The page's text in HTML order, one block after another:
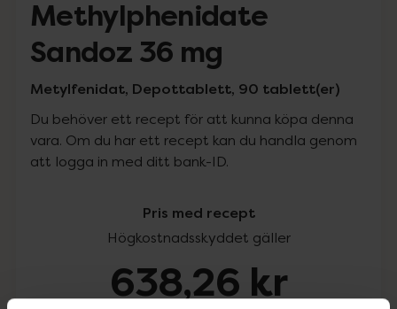
Methylphenidate
Sandoz 36 mg
Metylfenidat, Depottablett, 90 tablett(er)
Du behöver ett recept för att kunna köpa denna
vara. Om du har ett recept kan du handla genom
att logga in med ditt bank-ID.
Pris med recept
Högkostnadsskyddet gäller
638,26 kr